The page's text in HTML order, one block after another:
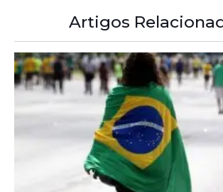
Artigos